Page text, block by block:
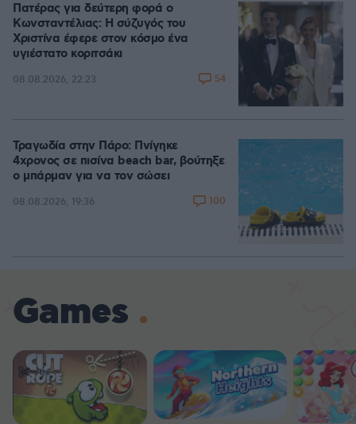
Πατέρας για δεύτερη φορά ο
Κωνσταντέλιας: Η σύζυγός του
Χριστίνα έφερε στον κόσμο ένα
υγιέστατο κοριτσάκι
08.08.2026, 22:23 54
Τραγωδία στην Πάρο: Πνίγηκε
4χρονος σε πισίνα beach bar, βούτηξε
ο μπάρμαν για να τον σώσει
08.08.2026, 19:36 100
Games